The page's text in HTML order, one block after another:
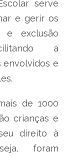
serve
e gerir os
e exclusão
a
envolvidos e
de 1000
crianças e
direito à
foram